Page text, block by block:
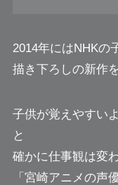
2014年にはNHKの
描き下ろしの新作
子供が覚えやすい
と
確かに仕事観は変
「宮崎アニメの声